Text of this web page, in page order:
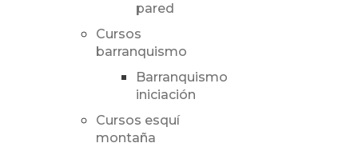
pared
Cursos
barranquismo
Barranquismo
iniciación
Cursos esquí
montaña